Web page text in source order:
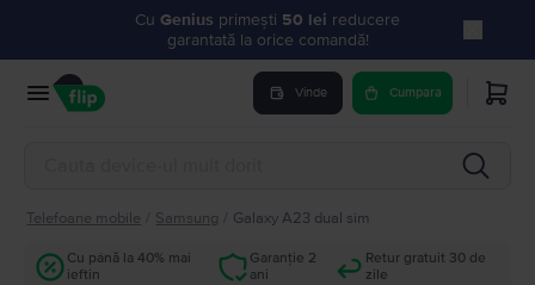
Cu Genius primești 50 lei reducere
garantată la orice comandă!
Vinde Cumpara
Telefoane mobile Samsung Galaxy A23 dual sim
Cu până la 40% mai
ieftin
Garanție 2
ani
Retur gratuit 30 de
zile